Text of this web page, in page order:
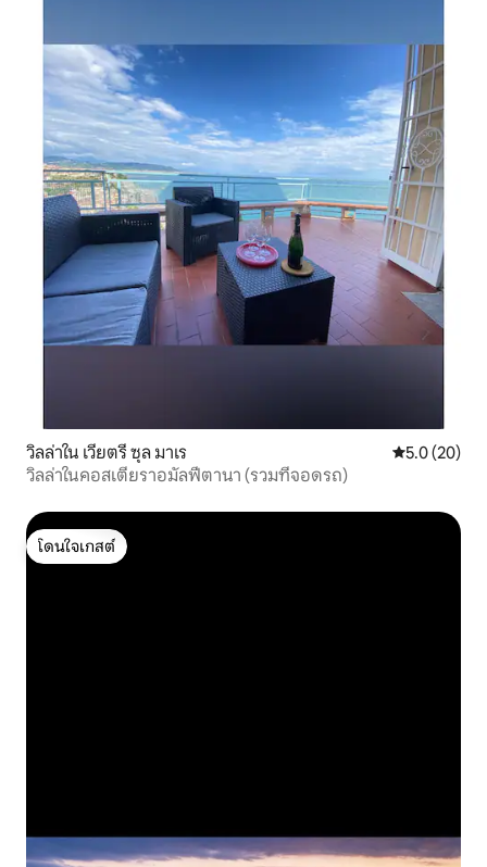
วิลล่าใน เวียตรี ซุล มาเร คะแนนเฉลี่ย
5.0 (20)
วิลล่าในคอสเตียราอมัลฟีตานา (รวมที่จอดรถ)
โดนใจเกสต์
โดนใจเกสต์